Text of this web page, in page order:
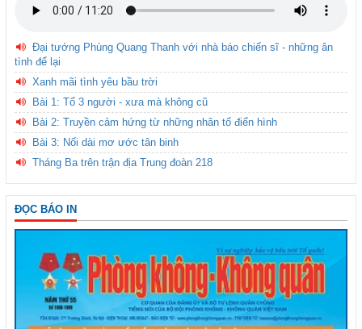
Đại tướng Phùng Quang Thanh với nhà báo chiến sĩ - những ân
tình để lại
Xanh mãi tình yêu bầu trời
Bài 1: Tổ 3 người - xưa mà không cũ
Bài 2: Truyền cảm hứng từ những nhân tố điển hình
Bài 3: Nối dài mơ ước tân binh
Tháng Ba trên trận địa Trung đoàn 218
ĐỌC BÁO IN